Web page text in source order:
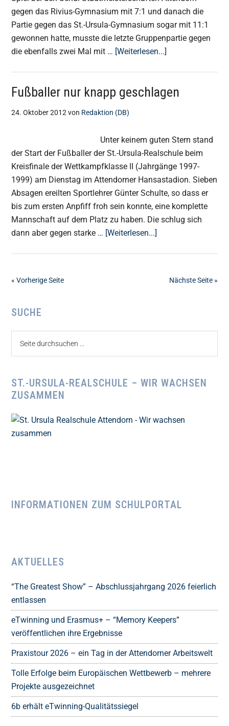
gegen das Rivius-Gymnasium mit 7:1 und danach die
Partie gegen das St.-Ursula-Gymnasium sogar mit 11:1
gewonnen hatte, musste die letzte Gruppenpartie gegen
die ebenfalls zwei Mal mit … [Weiterlesen...]
Jungs
Fußballer nur knapp geschlagen
24. Oktober 2012von Redaktion (DB)
Unter keinem guten Stern stand
der Start der Fußballer der St.-Ursula-Realschule beim
Kreisfinale der Wettkampfklasse II (Jahrgänge 1997-
1999) am Dienstag im Attendorner Hansastadion. Sieben
Absagen ereilten Sportlehrer Günter Schulte, so dass er
bis zum ersten Anpfiff froh sein konnte, eine komplette
Mannschaft auf dem Platz zu haben. Die schlug sich
dann aber gegen starke … [Weiterlesen...]
« Vorherige Seite Nächste Seite »
Seitenspalte
SUCHE
ST.-URSULA-REALSCHULE – WIR WACHSEN
ZUSAMMEN
INFORMATIONEN ZUM SCHULPORTAL
AKTUELLES
“The Greatest Show” – Abschlussjahrgang 2026 feierlich
entlassen
eTwinning und Erasmus+ – “Memory Keepers”
veröffentlichen ihre Ergebnisse
Praxistour 2026 – ein Tag in der Attendorner Arbeitswelt
Tolle Erfolge beim Europäischen Wettbewerb – mehrere
Projekte ausgezeichnet
6b erhält eTwinning-Qualitätssiegel